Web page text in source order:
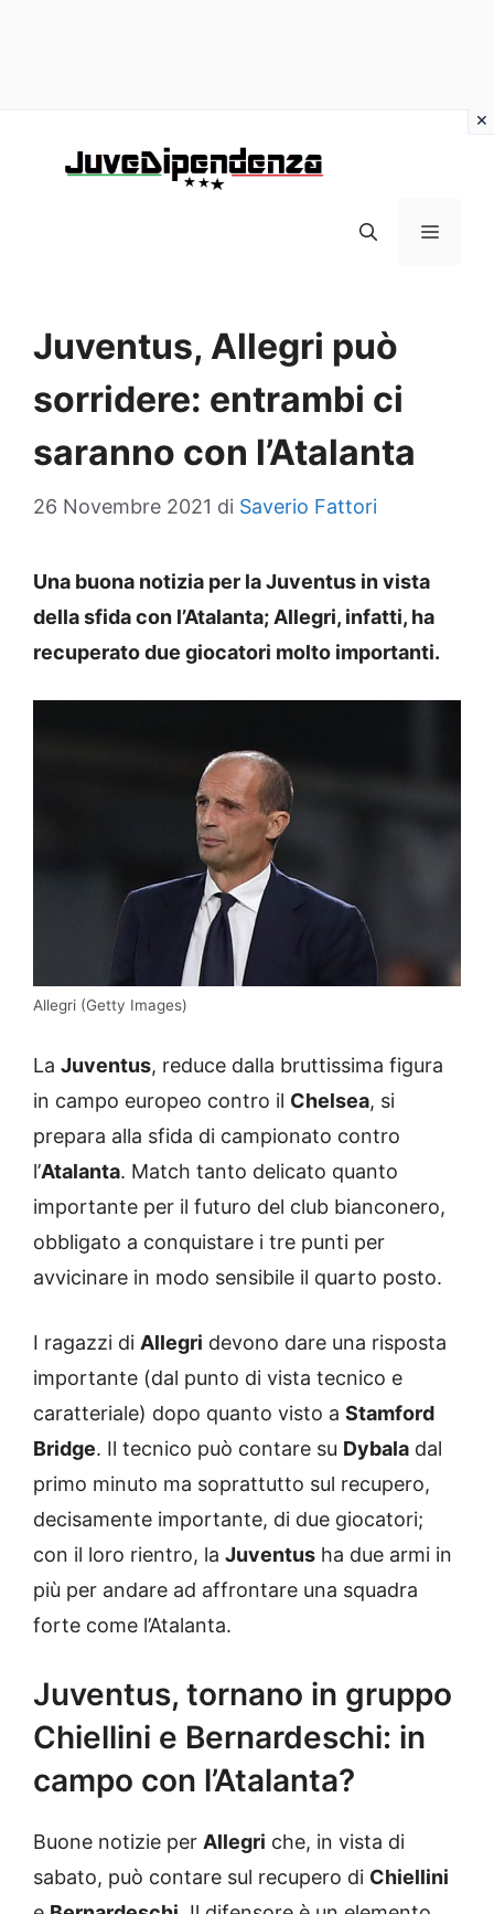
MENU
Juventus, Allegri può
sorridere: entrambi ci
saranno con l’Atalanta
26 Novembre 2021 di Saverio Fattori
Una buona notizia per la Juventus in vista
della sfida con l’Atalanta; Allegri, infatti, ha
recuperato due giocatori molto importanti.
Allegri (Getty Images)
La Juventus, reduce dalla bruttissima figura
in campo europeo contro il Chelsea, si
prepara alla sfida di campionato contro
l’Atalanta. Match tanto delicato quanto
importante per il futuro del club bianconero,
obbligato a conquistare i tre punti per
avvicinare in modo sensibile il quarto posto.
I ragazzi di Allegri devono dare una risposta
importante (dal punto di vista tecnico e
caratteriale) dopo quanto visto a Stamford
Bridge. Il tecnico può contare su Dybala dal
primo minuto ma soprattutto sul recupero,
decisamente importante, di due giocatori;
con il loro rientro, la Juventus ha due armi in
più per andare ad affrontare una squadra
forte come l’Atalanta.
Juventus, tornano in gruppo
Chiellini e Bernardeschi: in
campo con l’Atalanta?
Buone notizie per Allegri che, in vista di
sabato, può contare sul recupero di Chiellini